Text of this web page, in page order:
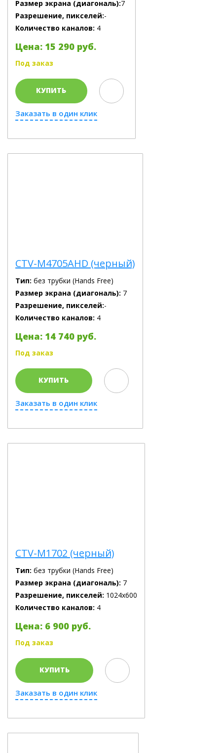
Размер экрана (диагональ):7
Разрешение, пикселей:-
Количество каналов: 4
Цена: 15 290 руб.
Под заказ
КУПИТЬ
Заказать в один клик
CTV-M4705AHD (черный)
Тип: без трубки (Hands Free)
Размер экрана (диагональ): 7
Разрешение, пикселей:-
Количество каналов: 4
Цена: 14 740 руб.
Под заказ
КУПИТЬ
Заказать в один клик
CTV-M1702 (черный)
Тип: без трубки (Hands Free)
Размер экрана (диагональ): 7
Разрешение, пикселей: 1024х600
Количество каналов: 4
Цена: 6 900 руб.
Под заказ
КУПИТЬ
Заказать в один клик